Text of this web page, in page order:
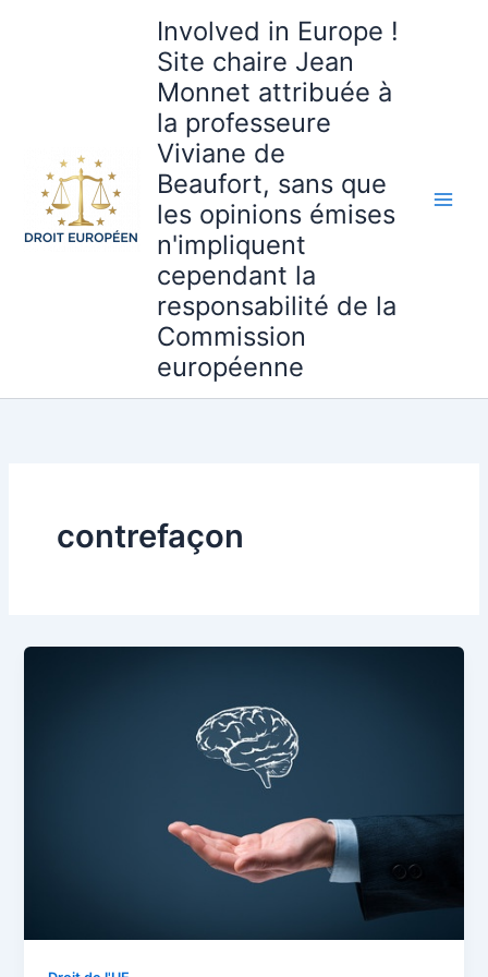
Involved in Europe !
Site chaire Jean
Monnet attribuée à
la professeure
Viviane de
Beaufort, sans que
les opinions émises
n'impliquent
cependant la
responsabilité de la
Commission
européenne
contrefaçon